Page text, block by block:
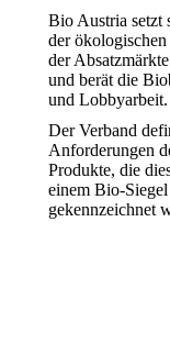
Bio Austria setzt
der
der
und berät die
und Lobbyarbeit.
Der Verband
Anforderungen
Produkte, die
einem Bio-
gekennzeichnet